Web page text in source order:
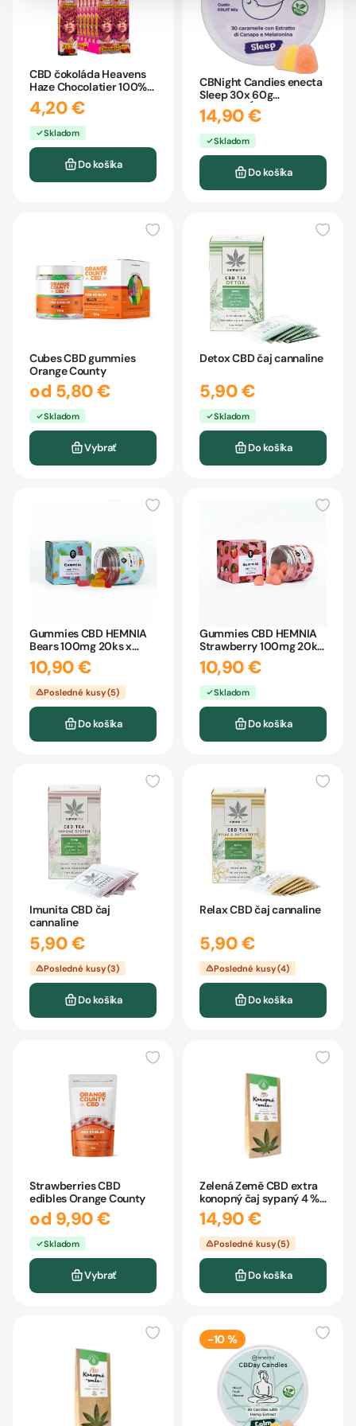
CBD čokoláda Heavens
Haze Chocolatier 100%
35g
4,20 €
Skladom
Do košíka
CBNight Candies enecta
Sleep 30x 60g
MELATONÍN
14,90 €
Skladom
Do košíka
Cubes CBD gummies
Orange County
od 5,80 €
Skladom
Vybrať
Detox CBD čaj cannaline
5,90 €
Skladom
Do košíka
Gummies CBD HEMNIA
Bears 100mg 20ks x
5mg 45g
10,90 €
Posledné kusy (5)
Do košíka
Gummies CBD HEMNIA
Strawberry 100mg 20ks
x 5mg 45g
10,90 €
Skladom
Do košíka
Imunita CBD čaj
cannaline
5,90 €
Posledné kusy (3)
Do košíka
Relax CBD čaj cannaline
5,90 €
Posledné kusy (4)
Do košíka
Strawberries CBD
edibles Orange County
od 9,90 €
Skladom
Vybrať
Zelená Země CBD extra
konopný čaj sypaný 4 %
35 g
14,90 €
Posledné kusy (5)
Do košíka
-10 %